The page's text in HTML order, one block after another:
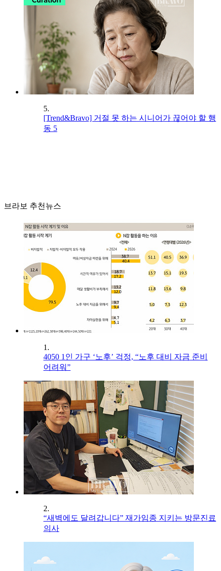
5.
[Trend&Bravo] 거절 못 하는 시니어가 끊어야 할 행
동 5
브라보 추천뉴스
1.
4050 1인 가구 ‘노후’ 걱정, “노후 대비 자금 준비
어려워”
2.
“새벽에도 달려갑니다” 재가임종 지키는 방문진료
의사